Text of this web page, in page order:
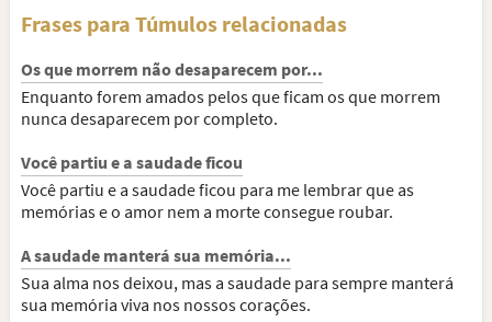
Frases para Túmulos relacionadas
Os que morrem não desaparecem por...
Enquanto forem amados pelos que ficam os que morrem
nunca desaparecem por completo.
Você partiu e a saudade ficou
Você partiu e a saudade ficou para me lembrar que as
memórias e o amor nem a morte consegue roubar.
A saudade manterá sua memória...
Sua alma nos deixou, mas a saudade para sempre manterá
sua memória viva nos nossos corações.